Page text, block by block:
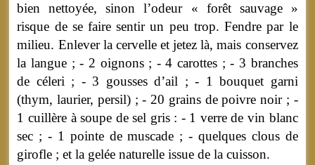
bien nettoyée, sinon l’odeur « forêt sauvage »
risque de se faire sentir un peu trop. Fendre par le
milieu. Enlever la cervelle et jetez là, mais conservez
la langue ; - 2 oignons ; - 4 carottes ; - 3 branches
de céleri ; - 3 gousses d’ail ; - 1 bouquet garni
(thym, laurier, persil) ; - 20 grains de poivre noir ; -
1 cuillère à soupe de sel gris : - 1 verre de vin blanc
sec ; - 1 pointe de muscade ; - quelques clous de
girofle ; et la gelée naturelle issue de la cuisson.